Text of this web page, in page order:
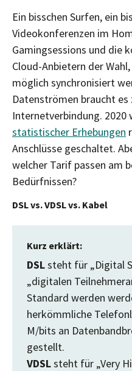
Ein bisschen Surfen, ein
Videokonferenzen im
Gamingsessions und die
Cloud-Anbietern der
möglich synchronisiert
Datenströmen braucht es
Internetverbindung. 2020
statistischer Erhebungen
Anschlüsse geschaltet.
welcher Tarif passen am
Bedürfnissen?
DSL vs. VDSL vs. Kabel
Kurz erklärt:
DSLsteht für „Digital
„digitalen
Standard werden
herkömmliche
M/bits an
gestellt.
VDSLsteht für „Very